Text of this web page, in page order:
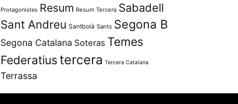
Protagonistes Resum Resum Tercera Sabadell
Sant Andreu Santboià Sants Segona B
Segona Catalana Soteras Temes
Federatiustercera Tercera Catalana
Terrassa